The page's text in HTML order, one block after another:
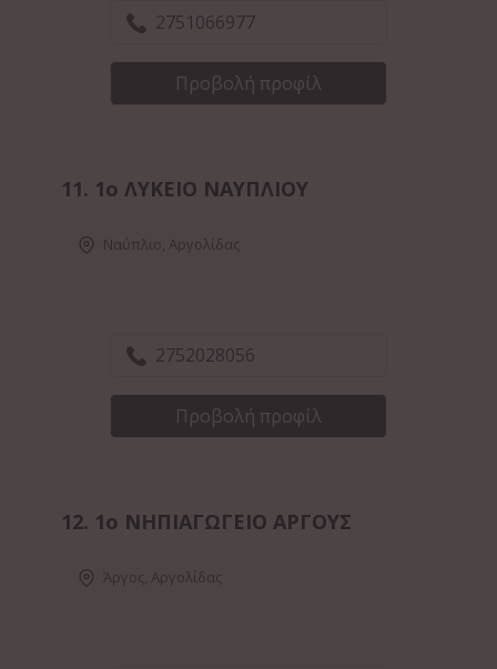
2751066977
Προβολή προφίλ
11. 1ο ΛΥΚΕΙΟ ΝΑΥΠΛΙΟΥ
Ναύπλιο, Αργολίδας
2752028056
Προβολή προφίλ
12. 1ο ΝΗΠΙΑΓΩΓΕΙΟ ΑΡΓΟΥΣ
Άργος, Αργολίδας